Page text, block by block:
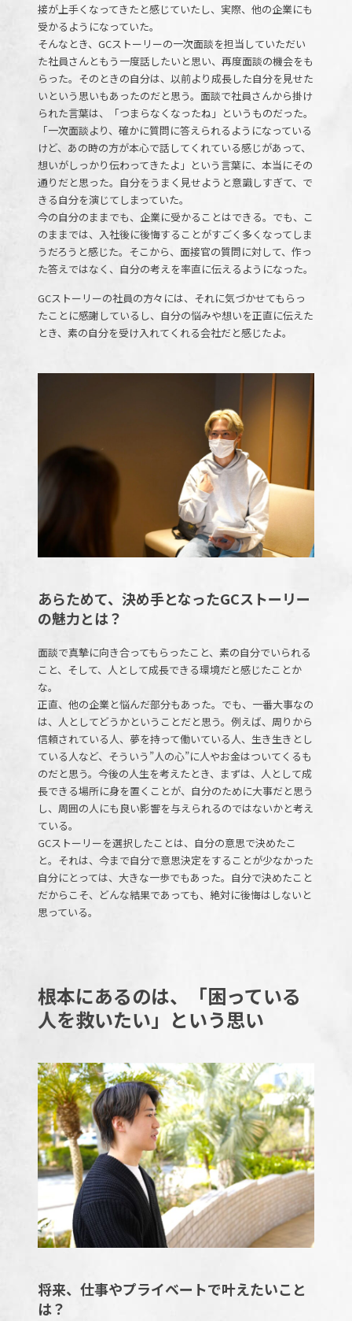
接が上手くなってきたと感じていたし、実際、他の企業にも
受かるようになっていた。
そんなとき、GCストーリーの一次面談を担当していただい
た社員さんともう一度話したいと思い、再度面談の機会をも
らった。そのときの自分は、以前より成長した自分を見せた
いという思いもあったのだと思う。面談で社員さんから掛け
られた言葉は、「つまらなくなったね」というものだった。
「一次面談より、確かに質問に答えられるようになっている
けど、あの時の方が本心で話してくれている感じがあって、
想いがしっかり伝わってきたよ」という言葉に、本当にその
通りだと思った。自分をうまく見せようと意識しすぎて、で
きる自分を演じてしまっていた。
今の自分のままでも、企業に受かることはできる。でも、こ
のままでは、入社後に後悔することがすごく多くなってしま
うだろうと感じた。そこから、面接官の質問に対して、作っ
た答えではなく、自分の考えを率直に伝えるようになった。
GCストーリーの社員の方々には、それに気づかせてもらっ
たことに感謝しているし、自分の悩みや想いを正直に伝えた
とき、素の自分を受け入れてくれる会社だと感じたよ。
あらためて、決め手となったGCストーリー
の魅力とは？
面談で真摯に向き合ってもらったこと、素の自分でいられる
こと、そして、人として成長できる環境だと感じたことか
な。
正直、他の企業と悩んだ部分もあった。でも、一番大事なの
は、人としてどうかということだと思う。例えば、周りから
信頼されている人、夢を持って働いている人、生き生きとし
ている人など、そういう”人の心”に人やお金はついてくるも
のだと思う。今後の人生を考えたとき、まずは、人として成
長できる場所に身を置くことが、自分のために大事だと思う
し、周囲の人にも良い影響を与えられるのではないかと考え
ている。
GCストーリーを選択したことは、自分の意思で決めたこ
と。それは、今まで自分で意思決定をすることが少なかった
自分にとっては、大きな一歩でもあった。自分で決めたこと
だからこそ、どんな結果であっても、絶対に後悔はしないと
思っている。
根本にあるのは、「困っている
人を救いたい」という思い
将来、仕事やプライベートで叶えたいこと
は？